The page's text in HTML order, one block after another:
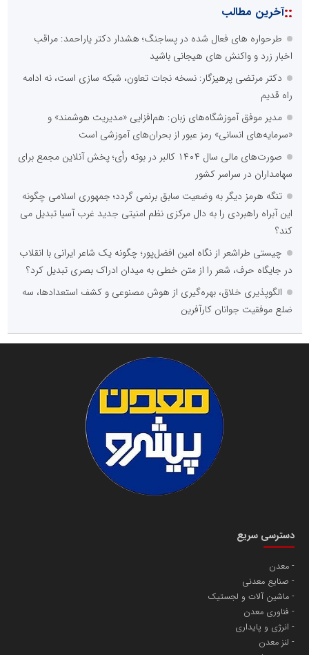
::آخرین مطالب
طرحواره های فعال شده در پساجنگ؛ هشدار دکتر یاراحمد: مراقب
اخبار زرد و واکنش های هیجانی باشید
دکتر مرتضی پرهیزگار: نسخه نجات تعاون، شبکه سازی است، نه ادامه
راه قدیم
مدیر موفق آموزشگاه‌های زبان: هم‌افزایی «مدیریت هوشمند» و
«سرمایه‌های انسانی» رمز عبور از بحران‌های آموزشی است
صورت‌های مالی سال ۱۴۰۴ کالبر در بوته رأی؛ پخش آنلاین مجمع برای
سهامداران در سراسر کشور
تنگه هرمز دیگر به وضعیت سابق برنمی گردد؛ جمهوری اسلامی چگونه
این آبراه راهبردی را به دال مرکزی نظم امنیتی جدید غرب آسیا تبدیل می
کند؟
چیستی طراشعر از نگاه امین افضل‌پور؛ چگونه یک شاعر ایرانی با انقلاب
در جایگاه حرف، شعر را از متن خطی به میدان ادراک بصری تبدیل کرد؟
الگوپذیری خلاق، بهره‌گیری از هوش مصنوعی و کشف استعدادها، سه
ضلع موفقیت جوانان کارآفرین
دسترسی سریع
معدن
صنایع معدنی
ماشین آلات و لجستیک
فناوری معدن
انرژی و پایداری
لنز معدن